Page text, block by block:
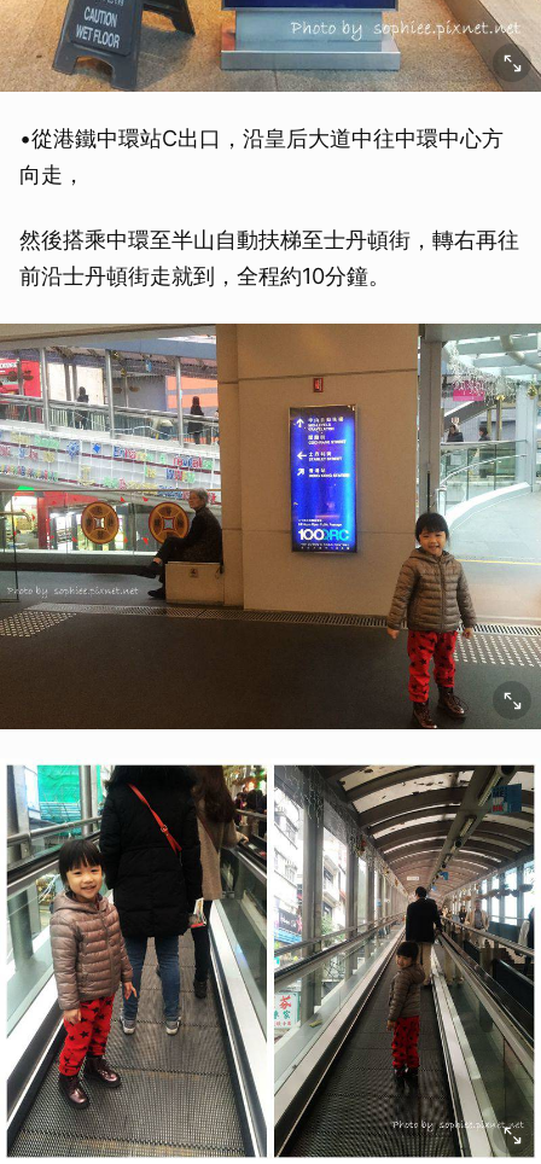
•從港鐵中環站C出口，沿皇后大道中往中環中心方
向走，
然後搭乘中環至半山自動扶梯至士丹頓街，轉右再往
前沿士丹頓街走就到，全程約10分鐘。